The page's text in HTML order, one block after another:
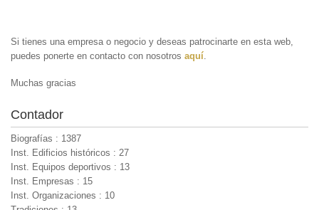
Si tienes una empresa o negocio y deseas patrocinarte en esta web,
puedes ponerte en contacto con nosotros aquí
Muchas gracias
Contador
Biografías : 1387
Inst. Edificios históricos : 27
Inst. Equipos deportivos : 13
Inst. Empresas : 15
Inst. Organizaciones : 10